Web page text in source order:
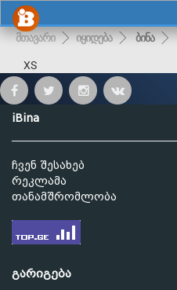
მთავარი იყიდება ბინა
XS
iBina
ჩვენ შესახებ
რეკლამა
თანამშრომლობა
გარიგება